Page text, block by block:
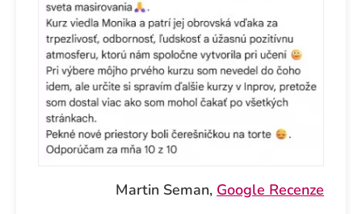
Martin Seman, Google Recenze